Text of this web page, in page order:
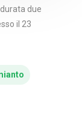
due
il 23